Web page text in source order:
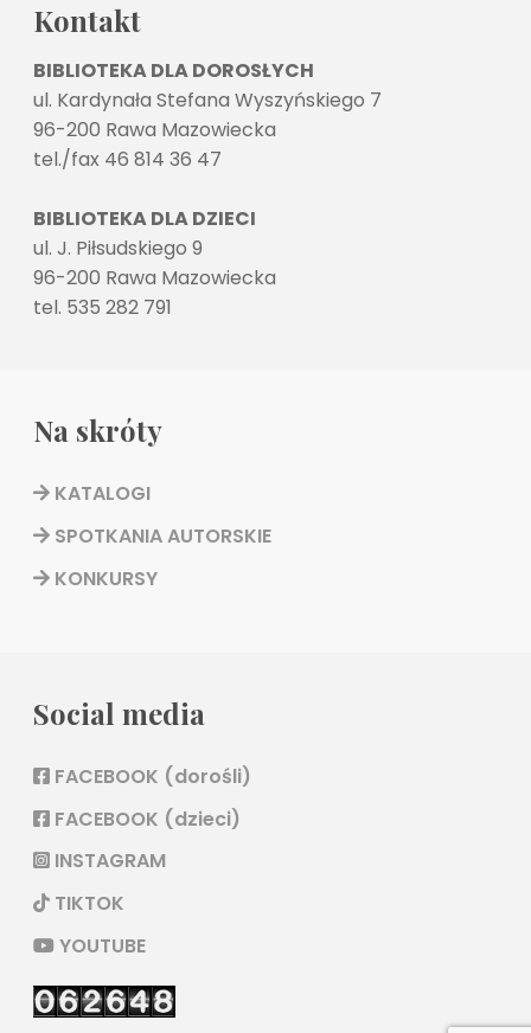
Kontakt
BIBLIOTEKA DLA DOROSŁYCH
ul. Kardynała Stefana Wyszyńskiego 7
96-200 Rawa Mazowiecka
tel./fax 46 814 36 47
BIBLIOTEKA DLA DZIECI
ul. J. Piłsudskiego 9
96-200 Rawa Mazowiecka
tel. 535 282 791
Na skróty
KATALOGI
SPOTKANIA AUTORSKIE
KONKURSY
Social media
FACEBOOK (dorośli)
FACEBOOK (dzieci)
INSTAGRAM
TIKTOK
YOUTUBE